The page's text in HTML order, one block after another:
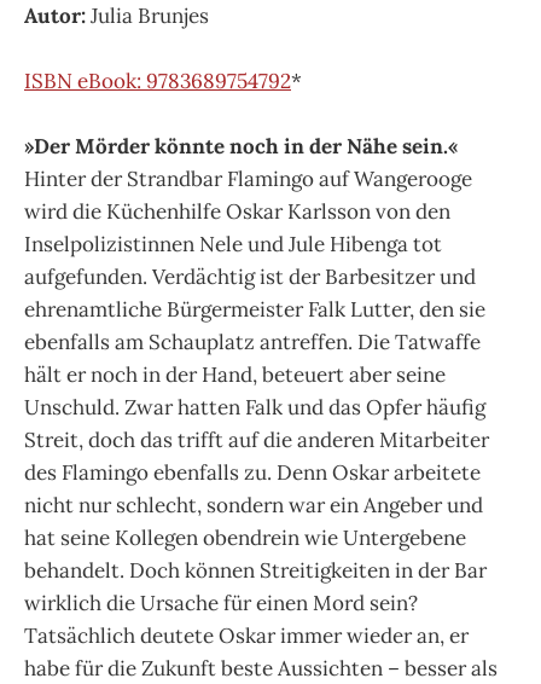
Autor:Julia Brunjes
ISBN eBook: 9783689754792*
»Der Mörder könnte noch in der Nähe sein.«
Hinter der Strandbar Flamingo auf Wangerooge
wird die Küchenhilfe Oskar Karlsson von den
Inselpolizistinnen Nele und Jule Hibenga tot
aufgefunden. Verdächtig ist der Barbesitzer und
ehrenamtliche Bürgermeister Falk Lutter, den sie
ebenfalls am Schauplatz antreffen. Die Tatwaffe
hält er noch in der Hand, beteuert aber seine
Unschuld. Zwar hatten Falk und das Opfer häufig
Streit, doch das trifft auf die anderen Mitarbeiter
des Flamingo ebenfalls zu. Denn Oskar arbeitete
nicht nur schlecht, sondern war ein Angeber und
hat seine Kollegen obendrein wie Untergebene
behandelt. Doch können Streitigkeiten in der Bar
wirklich die Ursache für einen Mord sein?
Tatsächlich deutete Oskar immer wieder an, er
habe für die Zukunft beste Aussichten – besser als